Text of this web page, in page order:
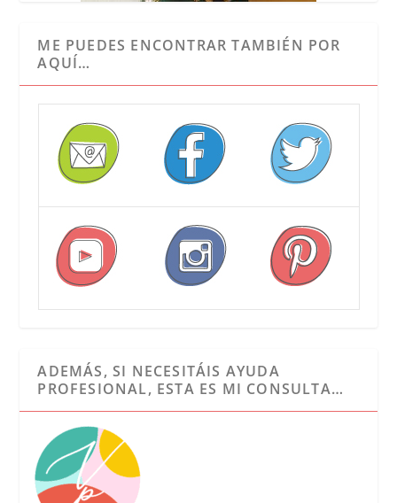
ME PUEDES ENCONTRAR TAMBIÉN POR
AQUÍ…
ADEMÁS, SI NECESITÁIS AYUDA
PROFESIONAL, ESTA ES MI CONSULTA…